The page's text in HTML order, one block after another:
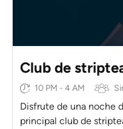
Club de
10 PM - 4 AM
Disfrute de una noche
principal club de